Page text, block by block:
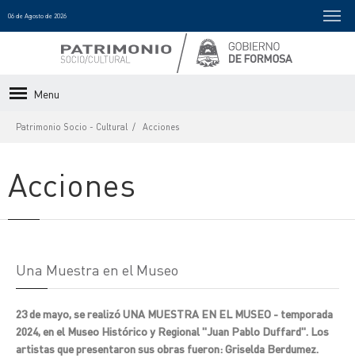
06 de Agosto de 2026
Menu
Patrimonio Socio - Cultural Acciones
Acciones
Una Muestra en el Museo
23 de mayo, se realizó UNA MUESTRA EN EL MUSEO - temporada
2024, en el Museo Histórico y Regional "Juan Pablo Duffard". Los
artistas que presentaron sus obras fueron: Griselda Berdumez.